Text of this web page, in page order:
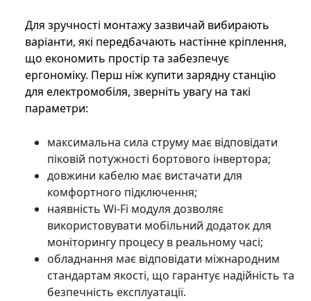
Для зручності монтажу зазвичай вибирають
варіанти, які передбачають настінне кріплення,
що економить простір та забезпечує
ергономіку. Перш ніж купити зарядну станцію
для електромобіля, зверніть увагу на такі
параметри:
максимальна сила струму має відповідати
піковій потужності бортового інвертора;
довжини кабелю має вистачати для
комфортного підключення;
наявність Wi-Fi модуля дозволяє
використовувати мобільний додаток для
моніторингу процесу в реальному часі;
обладнання має відповідати міжнародним
стандартам якості, що гарантує надійність та
безпечність експлуатації.